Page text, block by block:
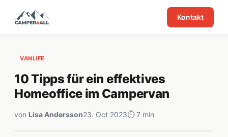
Kontakt
VANLIFE
10 Tipps für ein effektives
Homeoffice im Campervan
von Lisa Andersson23. Oct 2023⏱ 7 min